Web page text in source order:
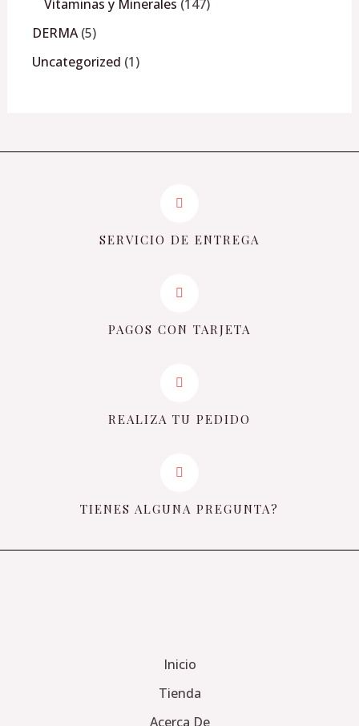
Vitaminas y Minerales 147
DERMA 5
Uncategorized 1
SERVICIO DE ENTREGA
PAGOS CON TARJETA
REALIZA TU PEDIDO
TIENES ALGUNA PREGUNTA?
Inicio
Tienda
Acerca De